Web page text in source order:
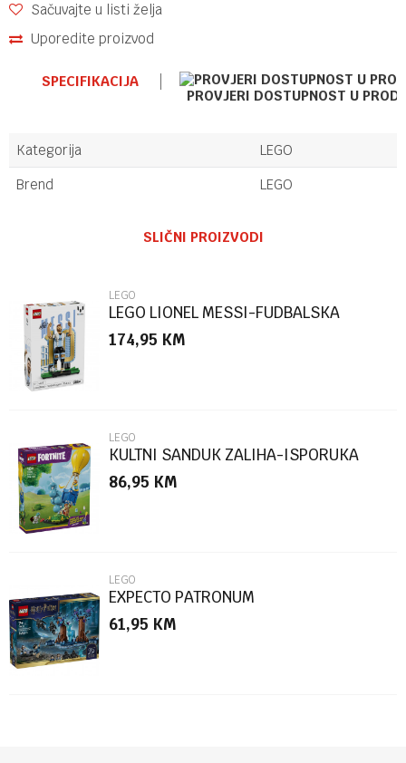
Sačuvajte u listi želja
Uporedite proizvod
SPECIFIKACIJA
PROVJERI DOSTUPNOST U
Kategorija
LEGO
Brend
LEGO
Poruka
POŠALJI
SLIČNI PROIZVODI
LEGO
LEGO LIONEL MESSI-FUDBALSKA
LEGENDA
174,95 KM
LEGO
KULTNI SANDUK ZALIHA-ISPORUKA
86,95 KM
LEGO
EXPECTO PATRONUM
61,95 KM